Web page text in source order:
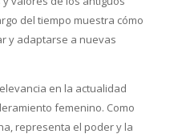
del tiempo muestra cómo
y adaptarse a nuevas
en la actualidad
femenino. Como
representa el poder y la